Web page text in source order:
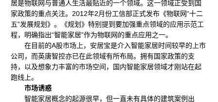
居是物联网与普通人生活最贴近的一个领域。这一领域正受到国
家政策的重点关注。2012年2月份工信部正式发布《物联网“十二
五”发展规划》。《规划》特别提到要加强重点领域的应用示范工
程，明确指出“智能家居”作为物联网的重点应用之一。
在目前的A股市场上，安居宝是介入智能家居时间较早的上市
公司，而英唐智控亦已在此领域有所布局。拥有国家政策的支
持，以及想象力丰富的市场空间，国内智能家居领域才刚站在起
跑线上。
市场诱惑
智能家居概念的起源很早，但一直未有具体的建筑案例出